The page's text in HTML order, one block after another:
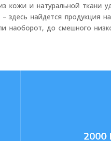
кожи и натуральной ткани
найдется продукция
наоборот, до смешного
2000